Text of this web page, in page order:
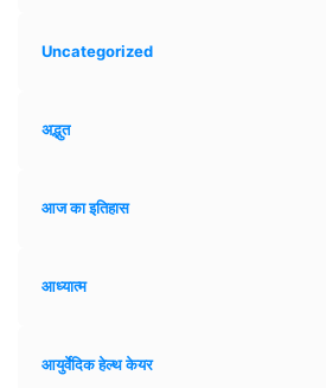
Uncategorized
अद्भुत
आज का इतिहास
आध्यात्म
आयुर्वेदिक हेल्थ केयर